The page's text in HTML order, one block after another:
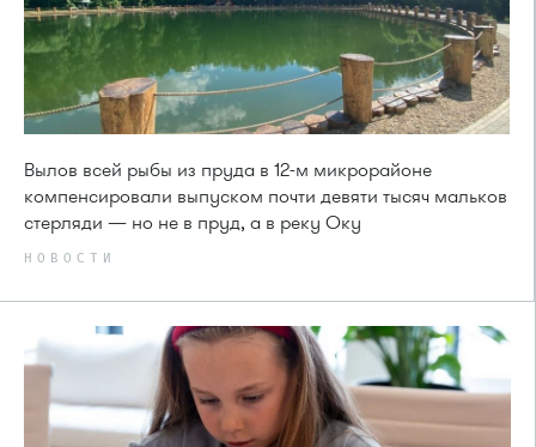
Вылов всей рыбы из пруда в 12-м микрорайоне
компенсировали выпуском почти девяти тысяч мальков
стерляди — но не в пруд, а в реку Оку
НОВОСТИ